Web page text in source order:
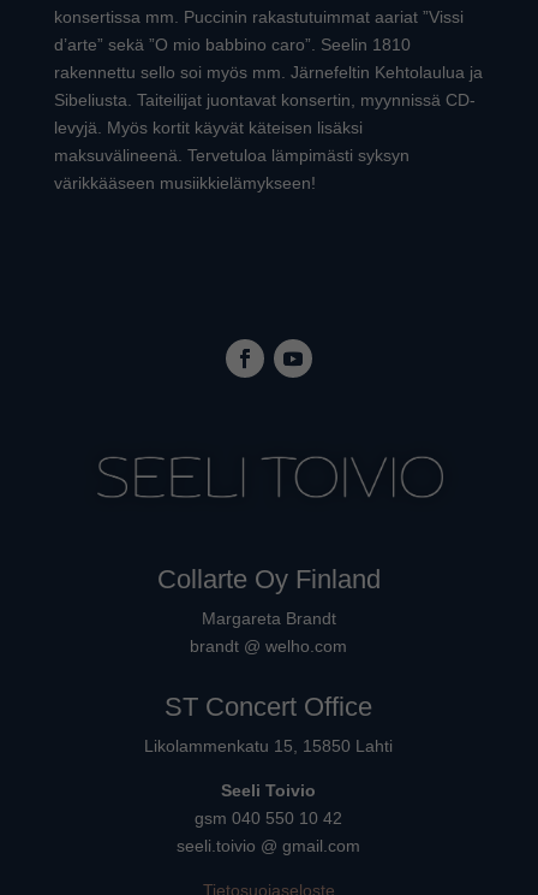
konsertissa mm. Puccinin rakastutuimmat aariat ”Vissi
d’arte” sekä ”O mio babbino caro”. Seelin 1810
rakennettu sello soi myös mm. Järnefeltin Kehtolaulua ja
Sibeliusta. Taiteilijat juontavat konsertin, myynnissä CD-
levyjä. Myös kortit käyvät käteisen lisäksi
maksuvälineenä. Tervetuloa lämpimästi syksyn
värikkääseen musiikkielämykseen!
Collarte Oy Finland
Margareta Brandt
brandt @ welho.com
ST Concert Office
Likolammenkatu 15, 15850 Lahti
Seeli Toivio
gsm 040 550 10 42
seeli.toivio @ gmail.com
Tietosuojaseloste